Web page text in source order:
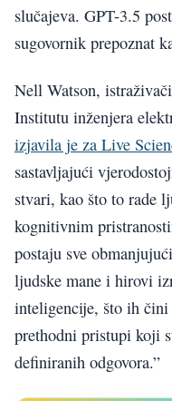
slučajeva. GPT-3.5
sugovornik prepoznat
Nell Watson,
Institutu inženjera
izjavila je za Live
sastavljajući
stvari, kao što to rade
kognitivnim
postaju sve
ljudske mane i hirovi
inteligencije, što ih
prethodni pristupi koji
definiranih odgovora.”